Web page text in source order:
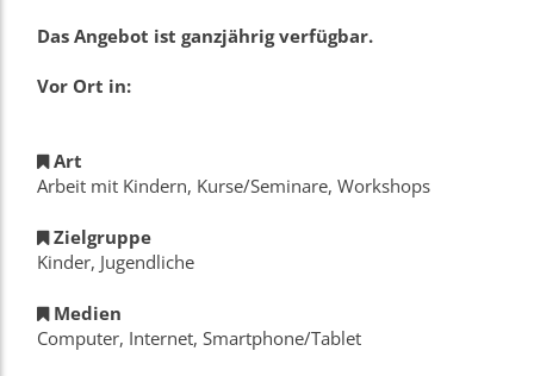
Das Angebot ist ganzjährig verfügbar.
Vor Ort in:
Art
Arbeit mit Kindern, Kurse/Seminare, Workshops
Zielgruppe
Kinder, Jugendliche
Medien
Computer, Internet, Smartphone/Tablet